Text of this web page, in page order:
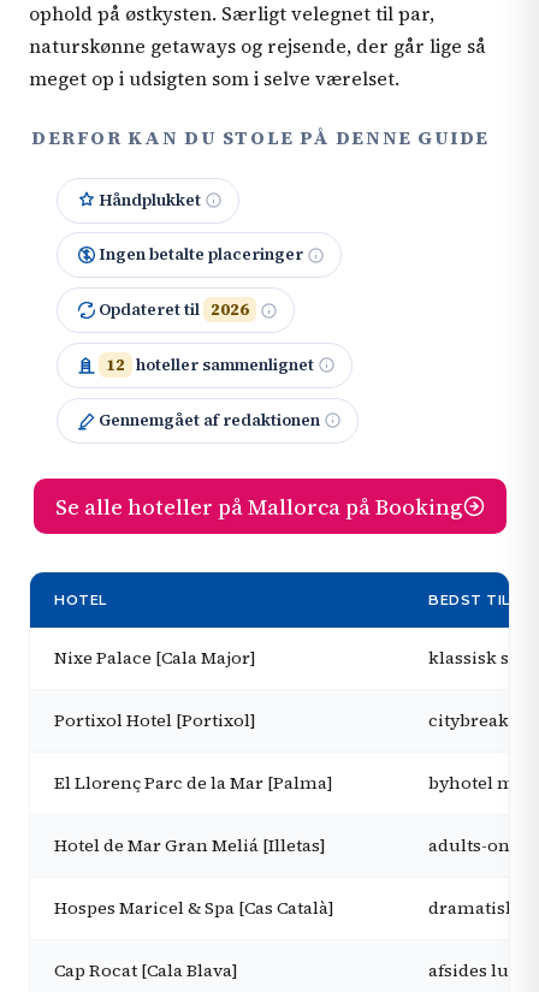
ophold på østkysten. Særligt velegnet til par,
naturskønne getaways og rejsende, der går lige så
meget op i udsigten som i selve værelset.
DERFOR KAN DU STOLE PÅ DENNE GUIDE
Håndplukket
Ingen betalte placeringer
Opdateret til 2026
12 hoteller sammenlignet
Gennemgået af redaktionen
Se alle hoteller på Mallorca på Booking
HOTEL BEDST TIL
Nixe Palace [Cala Major] klassisk
Portixol Hotel [Portixol] citybreak
El Llorenç Parc de la Mar [Palma] byhotel
Hotel de Mar Gran Meliá [Illetas] adults-only
Hospes Maricel & Spa [Cas Català] dramatisk
Cap Rocat [Cala Blava] afsides